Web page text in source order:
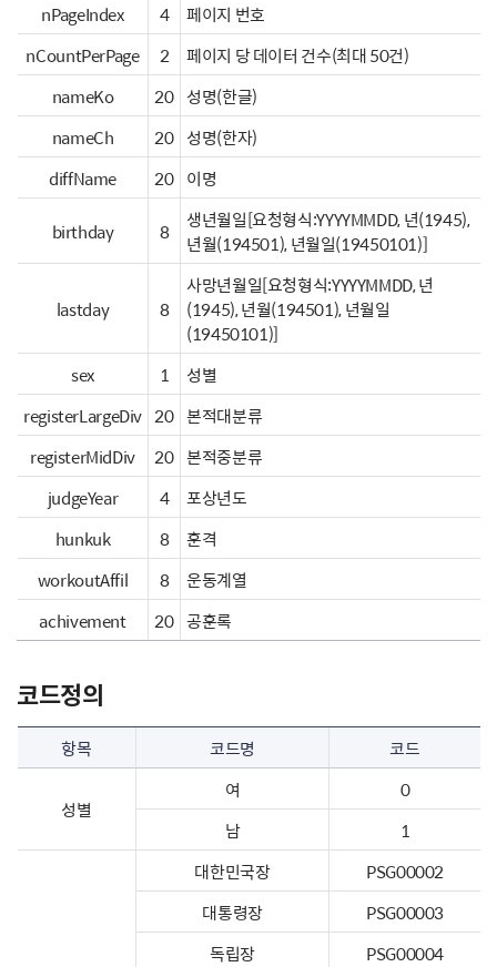
nPageIndex 4
페이지 번호
nCountPerPage
2
페이지 당 데이터 건수(최대 50건)
nameKo
20 성명(한글)
nameCh
20 성명(한자)
diffName
20 이명
birthday 8
생년월일[요청형식:YYYYMMDD, 년(1945),
년월(194501), 년월일(19450101)]
lastday 8
사망년월일[요청형식:YYYYMMDD, 년
(1945), 년월(194501), 년월일
(19450101)]
sex
1
성별
registerLargeDiv 20 본적대분류
registerMidDiv
20 본적중분류
judgeYear
4
포상년도
hunkuk
8
훈격
workoutAffil
8
운동계열
achivement
20 공훈록
코드정의
항목 코드명 코드
성별
여
0
남
1
대한민국장
PSG00002
대통령장
PSG00003
독립장
PSG00004